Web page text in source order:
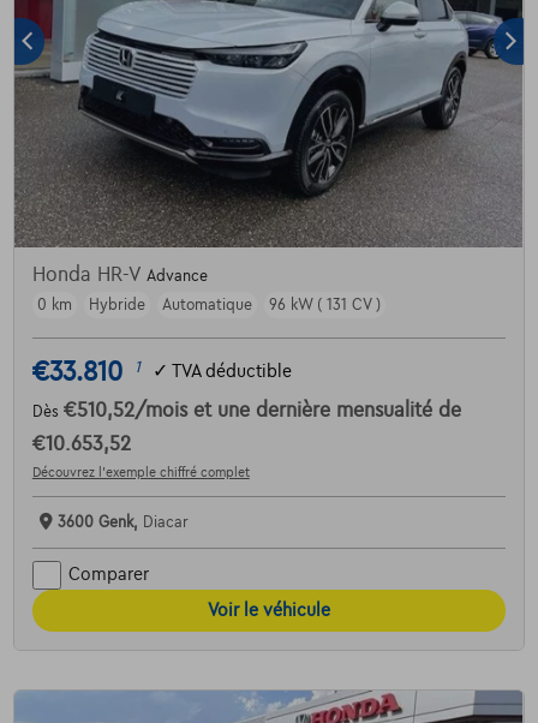
Honda HR-V Advance
0 km
Hybride Automatique 96 kW ( 131 CV )
€33.810 1 ✓ TVA déductible
Dès €510,52/mois et une dernière mensualité de
€10.653,52
Découvrez l’exemple chiffré complet
3600 Genk, Diacar
Comparer
Voir le véhicule